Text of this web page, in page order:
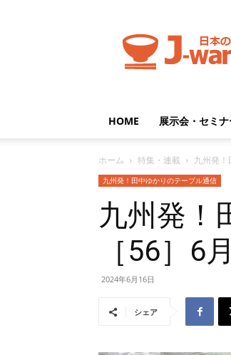
HOME 展示会・セミ
ホーム 特集・連載 九州発
九州発！田中ゆかりのテーブル通信
九州発！
［56］6
2024年6月16日
シェア